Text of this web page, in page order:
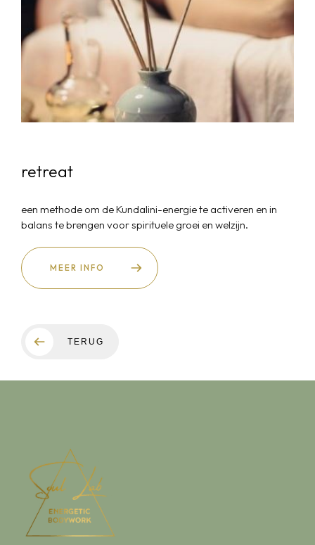
retreat
een methode om de Kundalini-energie te activeren en in
balans te brengen voor spirituele groei en welzijn.
MEER INFO
TERUG